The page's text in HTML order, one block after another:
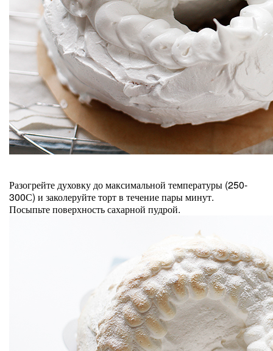
Разогрейте духовку до максимальной температуры (250-
300С) и заколеруйте торт в течение пары минут.
Посыпьте поверхность сахарной пудрой.